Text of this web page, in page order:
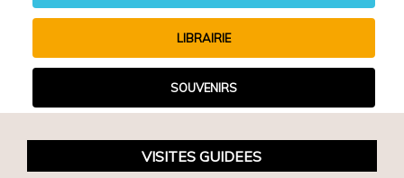
LIBRAIRIE
SOUVENIRS
VISITES GUIDEES